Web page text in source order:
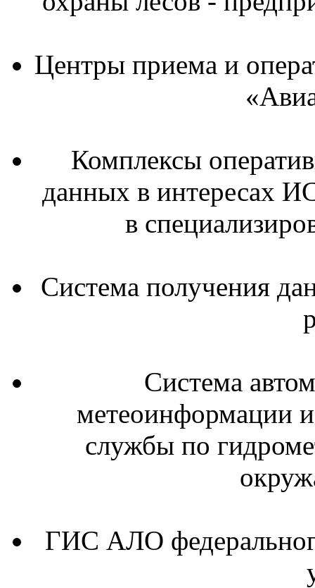
Центры приема и
Комплексы
данных в интересах
в
Система получения
Система
метеоинформации
службы по
ГИС АЛО